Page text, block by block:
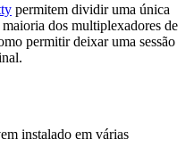
permitem dividir uma única
dos multiplexadores de
permitir deixar uma sessão
instalado em várias